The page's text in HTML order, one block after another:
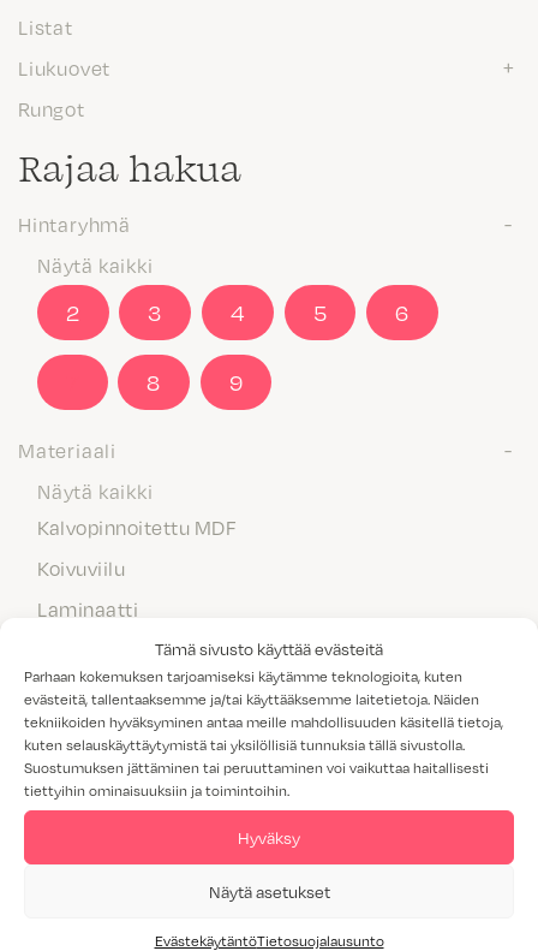
Tämä sivusto käyttää evästeitä
Parhaan kokemuksen tarjoamiseksi käytämme teknologioita, kuten
evästeitä, tallentaaksemme ja/tai käyttääksemme laitetietoja. Näiden
tekniikoiden hyväksyminen antaa meille mahdollisuuden käsitellä tietoja,
kuten selauskäyttäytymistä tai yksilöllisiä tunnuksia tällä sivustolla.
Suostumuksen jättäminen tai peruuttaminen voi vaikuttaa haitallisesti
tiettyihin ominaisuuksiin ja toimintoihin.
Hyväksy
Näytä asetukset
EvästekäytäntöTietosuojalausunto
Listat
Liukuovet
Rungot
Rajaa hakua
Hintaryhmä
Näytä kaikki
2 3 4 5 6
8 9
Materiaali
Näytä kaikki
Kalvopinnoitettu MDF
Koivuviilu
Laminaatti
Maalattu MDF
Massiivipuu
Melamiini
Tammiviilu
M1-luokitus